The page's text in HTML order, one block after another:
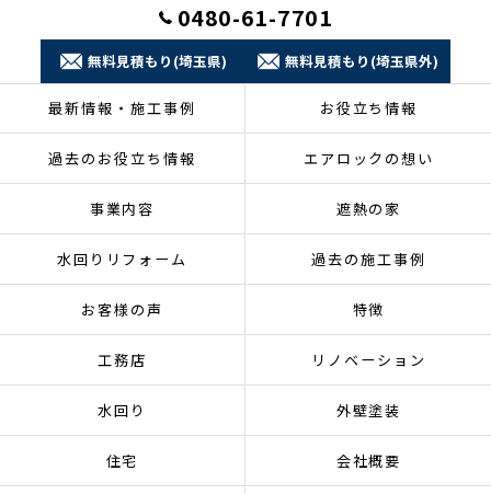
0480-61-7701
無料見積もり(埼玉県) 無料見積もり(埼玉県外)
最新情報・施工事例 お役立ち情報
過去のお役立ち情報 エアロックの想い
事業内容 遮熱の家
水回りリフォーム 過去の施工事例
お客様の声 特徴
工務店 リノベーション
水回り 外壁塗装
住宅 会社概要